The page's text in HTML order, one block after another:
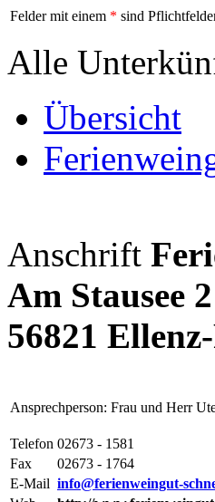
Felder mit einem * sind
Alle
Übersicht
Anschrift
Am Stausee 2
56821
Ansprechperson: Frau und Herr
Telefon 02673 - 1581
Fax
02673 - 1764
E-Mail info@ferienweingut-